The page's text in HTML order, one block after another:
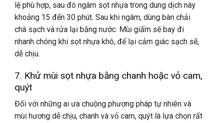
lệ phù hợp, sau đó ngâm sọt nhựa trong dung dịch này
khoảng 15 đến 30 phút. Sau khi ngâm, dùng bàn chải
chà sạch và rửa lại bằng nước. Mùi giấm sẽ bay đi
nhanh chóng khi sọt nhựa khô, để lại cảm giác sạch sẽ,
dễ chịu.
7. Khử mùi sọt nhựa bằng chanh hoặc vỏ cam,
quýt
Đối với những ai ưa chuộng phương pháp tự nhiên và
mùi hương dễ chịu, chanh và vỏ cam, quýt là lựa chọn rất